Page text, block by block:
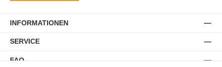
INFORMATIONEN
SERVICE
FAQ